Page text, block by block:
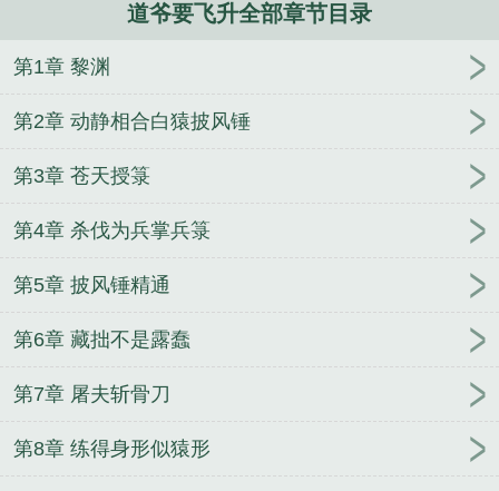
道爷要飞升顶点 道爷要飞升无防盗章节
道爷要飞升全部章节目录
第1章 黎渊
第2章 动静相合白猿披风锤
第3章 苍天授箓
第4章 杀伐为兵掌兵箓
第5章 披风锤精通
第6章 藏拙不是露蠢
第7章 屠夫斩骨刀
第8章 练得身形似猿形